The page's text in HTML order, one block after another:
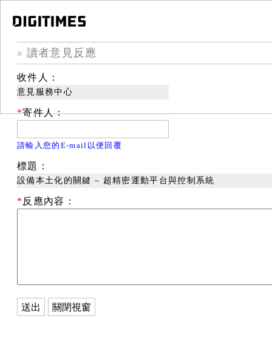
■ 讀者意見反應
收件人：
意見服務中心
*寄件人：
請輸入您的E-mail以便回覆
標題：
設備本土化的關鍵 – 超精密運動平台與控制系統
* 反應內容：